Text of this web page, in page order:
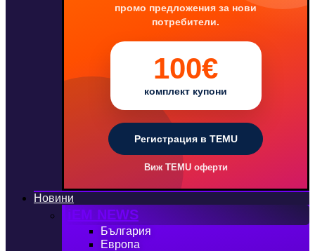
промо предложения за нови
потребители.
100€
комплект купони
Регистрация в TEMU
Виж TEMU оферти
Новини
iEM NEWS
България
Европа